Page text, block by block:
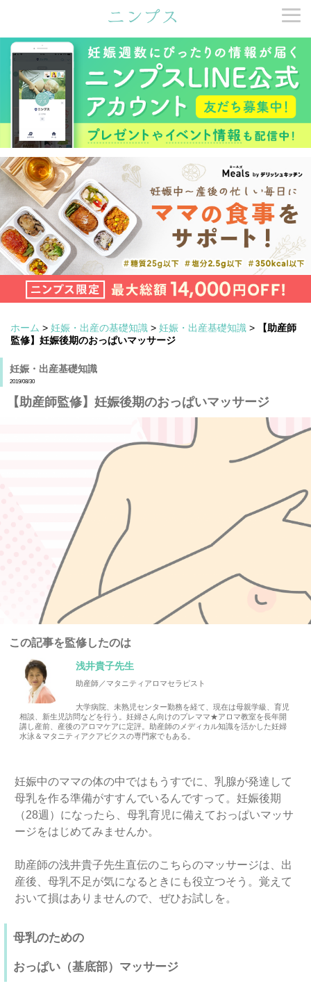
ホーム > 妊娠・出産の基礎知識 > 妊娠・出産基礎知識 >
【助産師
監修】妊娠後期のおっぱいマッサージ
妊娠・出産基礎知識
2019/08/30
【助産師監修】妊娠後期のおっぱいマッサージ
この記事を監修したのは
浅井貴子先生
助産師／マタニティアロマセラピスト
大学病院、未熟児センター勤務を経て、現在は母親学級、育児
相談、新生児訪問などを行う。妊婦さん向けのプレママ★アロマ教室を長年開
講し産前、産後のアロマケアに定評。助産師のメディカル知識を活かした妊婦
水泳＆マタニティアクアビクスの専門家でもある。
妊娠中のママの体の中ではもうすでに、乳腺が発達して
母乳を作る準備がすすんでいるんですって。妊娠後期
（28週）になったら、母乳育児に備えておっぱいマッサ
ージをはじめてみませんか。
助産師の浅井貴子先生直伝のこちらのマッサージは、出
産後、母乳不足が気になるときにも役立つそう。覚えて
おいて損はありませんので、ぜひお試しを。
母乳のための
おっぱい（基底部）マッサージ